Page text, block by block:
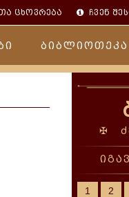
ცხოვრება ჩვენ
ბიბლიოთეკა
✠
1 2